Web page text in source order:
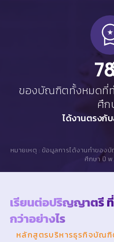
ของบัณฑิตทั้งหมดที่ท
ศึก
ได้งานตรงกั
หมายเหตุ : ข้อมูลการได้งานทำขอ
ศึกษา ปี พ
เรียนต่อปริญญาตรี
กว่าอย่างไร
หลักสูตรบริหารธุรกิจบัณฑิ